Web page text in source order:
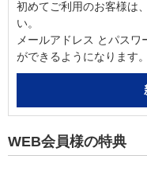
初めてご利用のお客様は
い。
メールアドレス とパスワ
ができるようになります。
WEB会員様の特典